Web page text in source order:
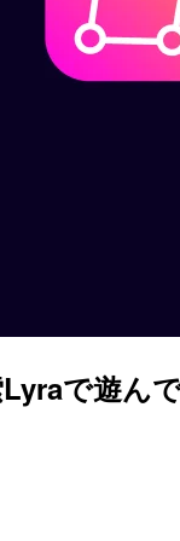
で遊ん